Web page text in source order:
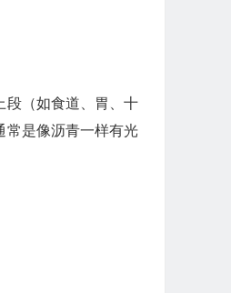
段（如食道、胃、十
常是像沥青一样有光